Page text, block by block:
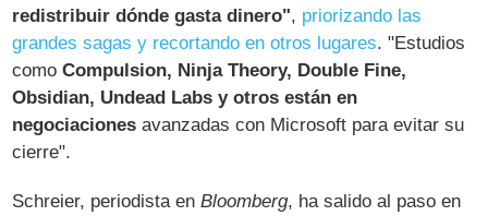
redistribuir dónde gasta dinero", priorizando las
grandes sagas y recortando en otros lugares. "Estudios
comoCompulsion, Ninja Theory, Double Fine,
Obsidian, Undead Labs y otros están en
negociaciones avanzadas con Microsoft para evitar su
cierre".
Schreier, periodista enBloomberg, ha salido al paso en